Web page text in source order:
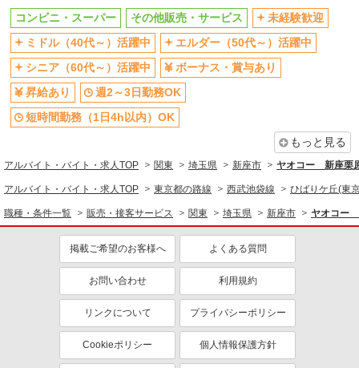
未経験歓迎
ミドル（40代～）活躍中
ボーナス・賞与あり
週2～3日勤務OK
短時間勤務（1日4h以内）OK
扶養内勤務OK
交通費支給
社会保険あり
社員登用あり
コンビニ・スーパー その他販売・サービス
未経験歓迎
ミドル（40代～）活躍中
エルダー（50代～）活躍中
シニア（60代～）活躍中
ボーナス・賞与あり
昇給あり
週2～3日勤務OK
短時間勤務（1日4h以内）OK
もっと見る
アルバイト・バイト・求人TOP 関東 埼玉県 新座市 ヤオコー 新座栗
アルバイト・バイト・求人TOP 東京都の路線 西武池袋線 ひばりケ丘(東
職種・条件一覧 販売・接客サービス 関東 埼玉県 新座市 ヤオコー
掲載ご希望のお客様へ よくある質問
お問い合わせ 利用規約
リンクについて プライバシーポリシー
Cookieポリシー 個人情報保護方針